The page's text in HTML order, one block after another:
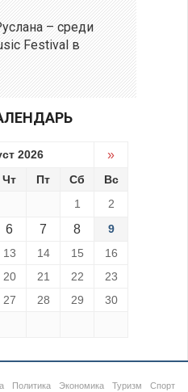
– среди
Festival в
2026 »
Чт Пт Сб
Вс
1
2
6 7 8
9
13 14 15
16
20 21 22
23
27 28 29
30
Политика Экономика Туризм Спорт